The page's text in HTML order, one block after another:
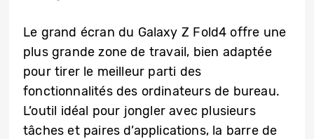
Le grand écran du Galaxy Z Fold4 offre une
plus grande zone de travail, bien adaptée
pour tirer le meilleur parti des
fonctionnalités des ordinateurs de bureau.
L’outil idéal pour jongler avec plusieurs
tâches et paires d’applications, la barre de